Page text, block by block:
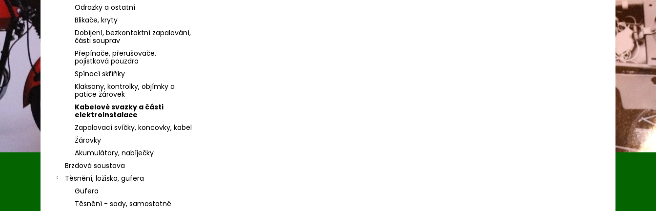
Odrazky a ostatní
Blikače, kryty
Dobíjení, bezkontaktní zapalování,
části souprav
Přepínače, přerušovače,
pojistková pouzdra
Spínací skříňky
Klaksony, kontrolky, objímky a
patice žárovek
Kabelové svazky a části
elektroinstalace
Zapalovací svíčky, koncovky, kabel
Žárovky
Akumulátory, nabíječky
Brzdová soustava
Těsnění, ložiska, gufera
Gufera
Těsnění - sady, samostatné